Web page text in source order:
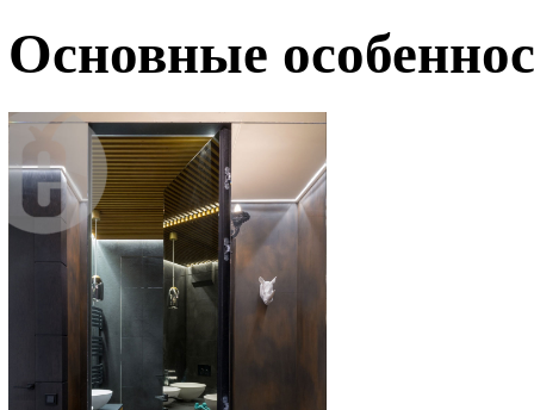
Основные